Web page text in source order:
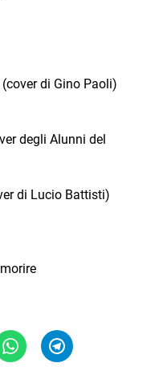
di Gino Paoli)
degli Alunni del
di Lucio Battisti)